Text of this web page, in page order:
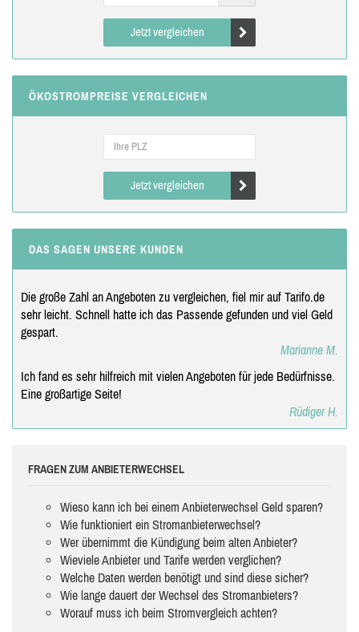
Jetzt vergleichen
ÖKOSTROMPREISE VERGLEICHEN
Jetzt vergleichen
DAS SAGEN UNSERE KUNDEN
Die große Zahl an Angeboten zu vergleichen, fiel mir auf Tarifo.de
sehr leicht. Schnell hatte ich das Passende gefunden und viel Geld
gespart.
Marianne M.
Ich fand es sehr hilfreich mit vielen Angeboten für jede Bedürfnisse.
Eine großartige Seite!
Rüdiger H.
FRAGEN ZUM ANBIETERWECHSEL
Wieso kann ich bei einem Anbieterwechsel Geld sparen?
Wie funktioniert ein Stromanbieterwechsel?
Wer übernimmt die Kündigung beim alten Anbieter?
Wieviele Anbieter und Tarife werden verglichen?
Welche Daten werden benötigt und sind diese sicher?
Wie lange dauert der Wechsel des Stromanbieters?
Worauf muss ich beim Stromvergleich achten?